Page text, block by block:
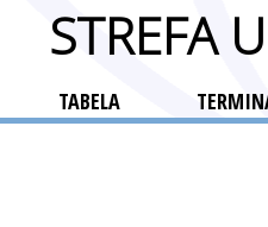
STREFA
TABELA